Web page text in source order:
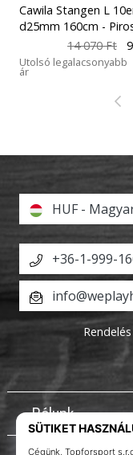
Cawila Stangen L
d25mm 160cm -
14 070 Ft
Utolsó legalacsonyabb
ár
Rólunk
HUF -
+36-1-999-